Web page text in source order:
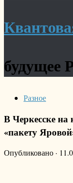
будущее
Разное
В Черкесске на
«пакету
Опубликовано ·